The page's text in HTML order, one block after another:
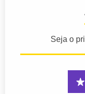
Seja o